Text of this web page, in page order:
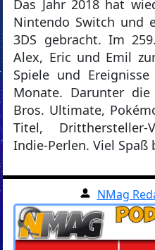
Das Jahr 2018 hat
Nintendo Switch und
3DS gebracht. Im
Alex, Eric und Emil
Spiele und
Monate. Darunter
Bros. Ultimate,
Titel, Dritthersteller-
Indie-Perlen. Viel Spaß
NMag